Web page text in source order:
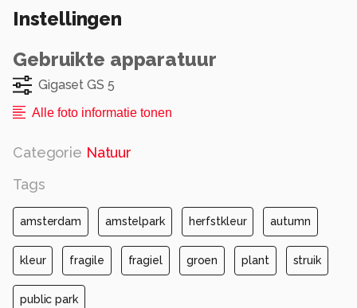
Instellingen
Gebruikte apparatuur
Gigaset GS 5
Alle foto informatie tonen
Categorie Natuur
Tags
amsterdam amstelpark herfstkleur autumn
kleur fragile fragiel groen plant struik
public park